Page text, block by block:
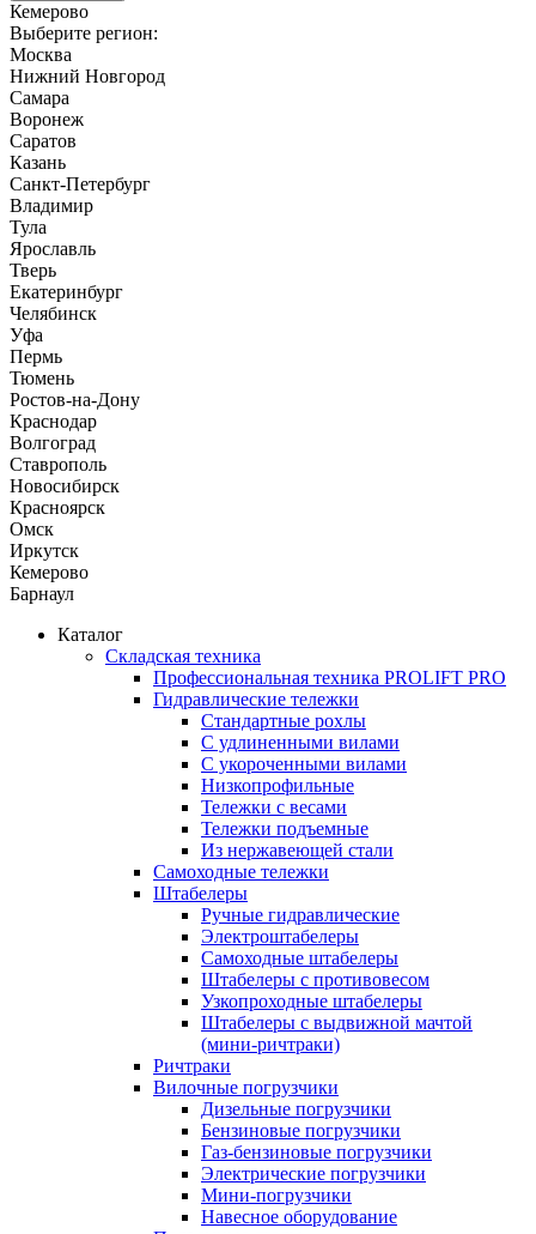
Кемерово
Выберите регион:
Москва
Нижний Новгород
Самара
Воронеж
Саратов
Казань
Санкт-Петербург
Владимир
Тула
Ярославль
Тверь
Екатеринбург
Челябинск
Уфа
Пермь
Тюмень
Ростов-на-Дону
Краснодар
Волгоград
Ставрополь
Новосибирск
Красноярск
Омск
Иркутск
Кемерово
Барнаул
Каталог
Складская техника
Профессиональная техника PROLIFT PRO
Гидравлические тележки
Стандартные рохлы
С удлиненными вилами
С укороченными вилами
Низкопрофильные
Тележки с весами
Тележки подъемные
Из нержавеющей стали
Самоходные тележки
Штабелеры
Ручные гидравлические
Электроштабелеры
Самоходные штабелеры
Штабелеры с противовесом
Узкопроходные штабелеры
Штабелеры с выдвижной мачтой
(мини-ричтраки)
Ричтраки
Вилочные погрузчики
Дизельные погрузчики
Бензиновые погрузчики
Газ-бензиновые погрузчики
Электрические погрузчики
Мини-погрузчики
Навесное оборудование